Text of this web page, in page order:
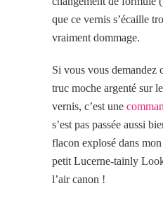
que ce vernis s’écaille
vraiment dommage.
Si vous vous demandez
truc moche argenté sur
vernis, c’est une
s’est pas passée aussi
flacon explosé dans
petit Lucerne-tainly
l’air canon !